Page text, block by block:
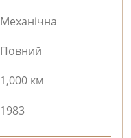
Механічна
Повний
1,000 км
1983